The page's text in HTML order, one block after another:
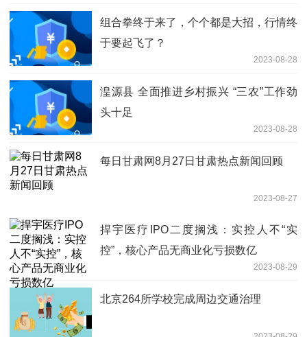
组合拳终于来了，个个都是大招，行情终
于要起飞了？
2023-08-28
湟源县 全面推进乡村振兴 “三农”工作劲
头十足
2023-08-28
每日甘肃网8月27日甘肃热点新闻回顾
2023-08-27
捍宇医疗IPO二度搁浅：实控人不“实
控”，核心产品无商业化亏损数亿
2023-08-29
北京264所学校完成周边交通治理